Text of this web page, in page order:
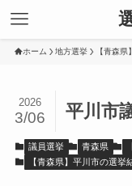
ホーム 地方選挙 【青森
平川市
2026
3/06
議員選挙 青森県
【青森県】平川市の選挙